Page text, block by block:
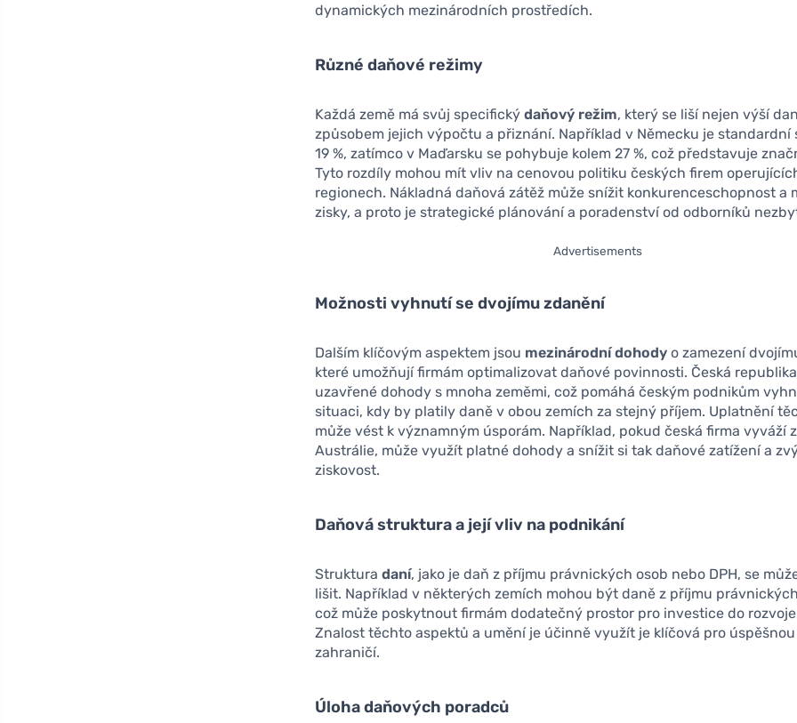
dynamických mezinárodních prostředích.
Různé daňové režimy
Každá země má svůj specifickýdaňový režim, který se liší nejen výší
způsobem jejich výpočtu a přiznání. Například v Německu je standardní
19 %, zatímco v Maďarsku se pohybuje kolem 27 %, což představuje
Tyto rozdíly mohou mít vliv na cenovou politiku českých firem
regionech. Nákladná daňová zátěž může snížit konkurenceschopnost a
zisky, a proto je strategické plánování a poradenství od odborníků
Advertisements
Možnosti vyhnutí se dvojímu zdanění
Dalším klíčovým aspektem jsou mezinárodní dohody o zamezení
které umožňují firmám optimalizovat daňové povinnosti. Česká
uzavřené dohody s mnoha zeměmi, což pomáhá českým podnikům
situaci, kdy by platily daně v obou zemích za stejný příjem. Uplatnění
může vést k významným úsporám. Například, pokud česká firma vyváží
Austrálie, může využít platné dohody a snížit si tak daňové zatížení a
ziskovost.
Daňová struktura a její vliv na podnikání
Strukturadaní, jako je daň z příjmu právnických osob nebo DPH, se
lišit. Například v některých zemích mohou být daně z příjmu
což může poskytnout firmám dodatečný prostor pro investice do
Znalost těchto aspektů a umění je účinně využít je klíčová pro
zahraničí.
Úloha daňových poradců